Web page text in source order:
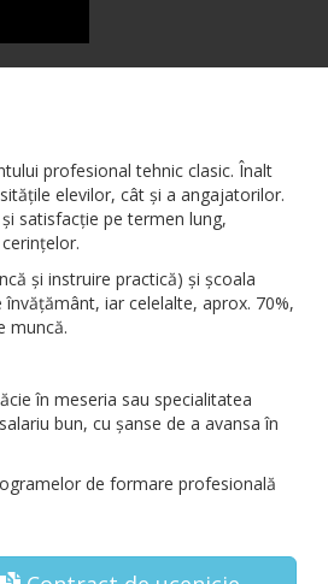
profesional tehnic clasic. Înalt
elevilor, cât și a angajatorilor.
satisfacție pe termen lung,
și instruire practică) și școala
iar celelalte, aprox. 70%,
muncă.
în meseria sau specialitatea
bun, cu șanse de a avansa în
de formare profesională